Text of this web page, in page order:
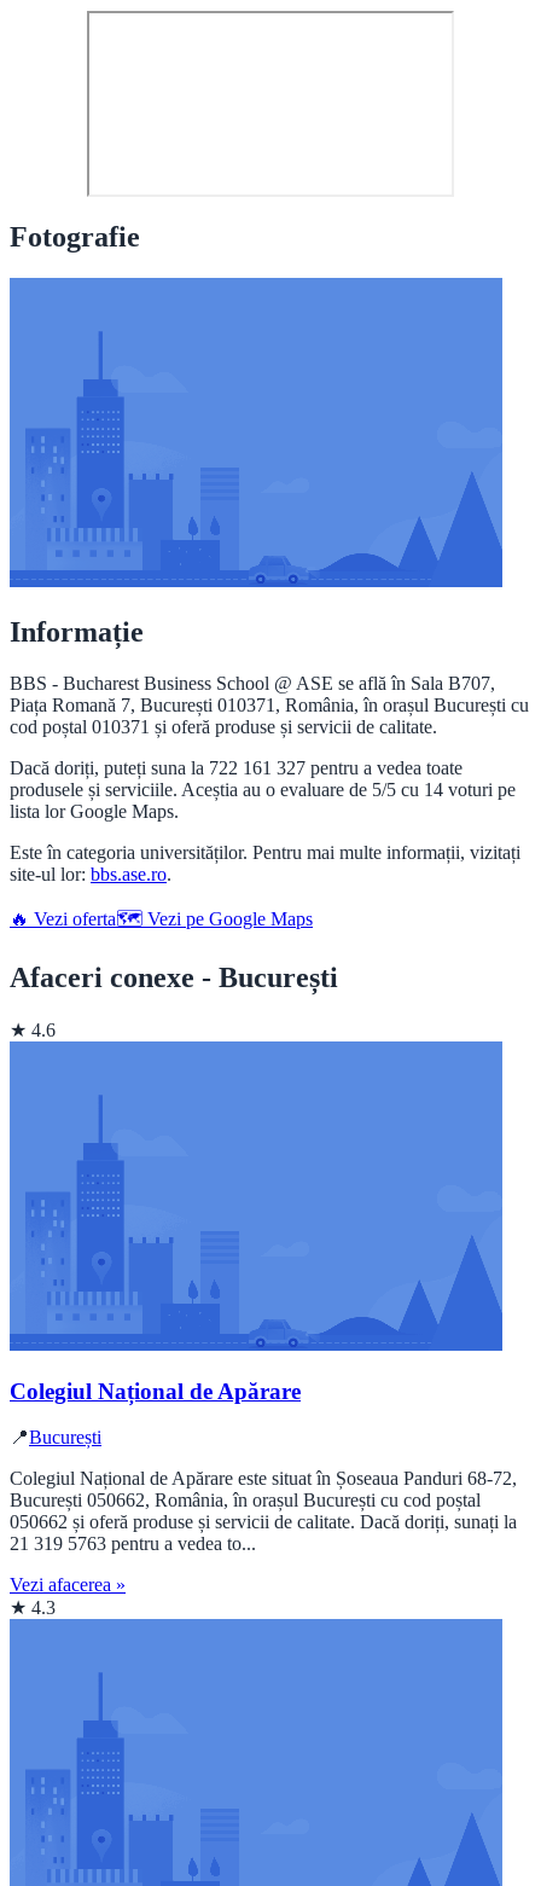
Fotografie
Informație
BBS - Bucharest Business School @ ASE se află în Sala B707,
Piața Romană 7, București 010371, România, în orașul București cu
cod poștal 010371 și oferă produse și servicii de calitate.
Dacă doriți, puteți suna la 722 161 327 pentru a vedea toate
produsele și serviciile. Aceștia au o evaluare de 5/5 cu 14 voturi pe
lista lor Google Maps.
Este în categoria universităților. Pentru mai multe informații, vizitați
site-ul lor: bbs.ase.ro.
🔥 Vezi oferta🗺️ Vezi pe Google Maps
Afaceri conexe - București
★ 4.6
Colegiul Național de Apărare
📍București
Colegiul Național de Apărare este situat în Șoseaua Panduri 68-72,
București 050662, România, în orașul București cu cod poștal
050662 și oferă produse și servicii de calitate. Dacă doriți, sunați la
21 319 5763 pentru a vedea to...
Vezi afacerea »
★ 4.3